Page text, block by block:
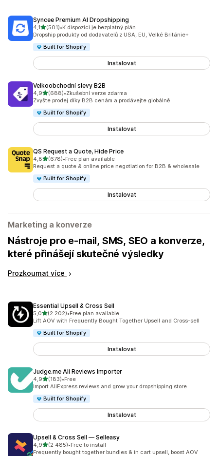
Syncee Premium AI Dropshipping
4,1z 5 hvězd
(501)
Celkový počet recenzí: 501
•K dispozici je bezplatný plán
Dropship produkty od dodavatelů z USA, EU, Velké Británie+
Built for Shopify
Instalovat
Velkoobchodní slevy B2B
4,9z 5 hvězd
(688)
Celkový počet recenzí: 688
•Zkušební verze zdarma
Zvyšte prodej díky B2B cenám a prodávejte globálně
Built for Shopify
Instalovat
QS Request a Quote, Hide Price
4,8z 5 hvězd
(678)
Celkový počet recenzí: 678
•Free plan available
Request a quote & online price negotiation for B2B & wholesale
Built for Shopify
Instalovat
Marketing a konverze
Nástroje pro e-mail, SMS, SEO a konverze,
které přinášejí skutečné výsledky
Prozkoumat více
Essential Upsell & Cross Sell
5,0z 5 hvězd
(2 202)
Celkový počet recenzí: 2202
•Free plan available
Lift AOV with Frequently Bought Together Upsell and Cross-sell
Built for Shopify
Instalovat
Judge.me Ali Reviews Importer
4,9z 5 hvězd
(183)
Celkový počet recenzí: 183
•Free
Import AliExpress reviews and grow your dropshipping store
Built for Shopify
Instalovat
Upsell & Cross Sell — Selleasy
4,9z 5 hvězd
(2 485)
Celkový počet recenzí: 2485
•Free to install
Frequently bought together bundles & in cart upsell, boost AOV